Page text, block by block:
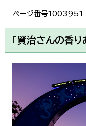
ページ番号1003951
「賢治さんの香